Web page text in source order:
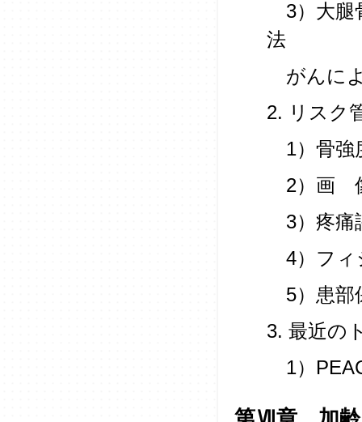
3）大腿
法
がんに
2. リスク
1）骨強
2）画
3）疼痛
4）フィ
5）患部
3. 最近の
1）